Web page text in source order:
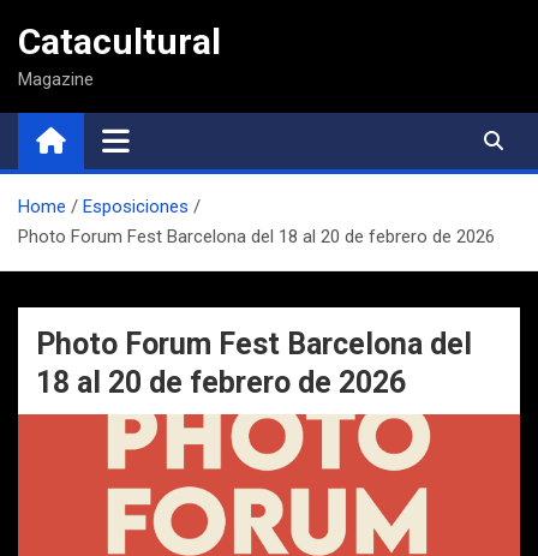
contenido
Catacultural
Magazine
Home
Esposiciones
Photo Forum Fest Barcelona del 18 al 20 de febrero de 2026
Photo Forum Fest Barcelona del
18 al 20 de febrero de 2026